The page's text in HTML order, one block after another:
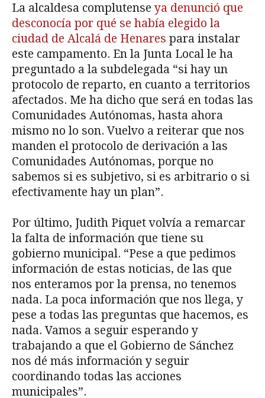
La alcaldesa complutenseya denunció que
desconocía por qué se había elegido la
ciudad de Alcalá de Henares para instalar
este campamento. En la Junta Local le ha
preguntado a la subdelegada “si hay un
protocolo de reparto, en cuanto a territorios
afectados. Me ha dicho que será en todas las
Comunidades Autónomas, hasta ahora
mismo no lo son. Vuelvo a reiterar que nos
manden el protocolo de derivación a las
Comunidades Autónomas, porque no
sabemos si es subjetivo, si es arbitrario o si
efectivamente hay un plan”.
Por último, Judith Piquet volvía a remarcar
la falta de información que tiene su
gobierno municipal. “Pese a que pedimos
información de estas noticias, de las que
nos enteramos por la prensa, no tenemos
nada. La poca información que nos llega, y
pese a todas las preguntas que hacemos, es
nada. Vamos a seguir esperando y
trabajando a que el Gobierno de Sánchez
nos dé más información y seguir
coordinando todas las acciones
municipales”.